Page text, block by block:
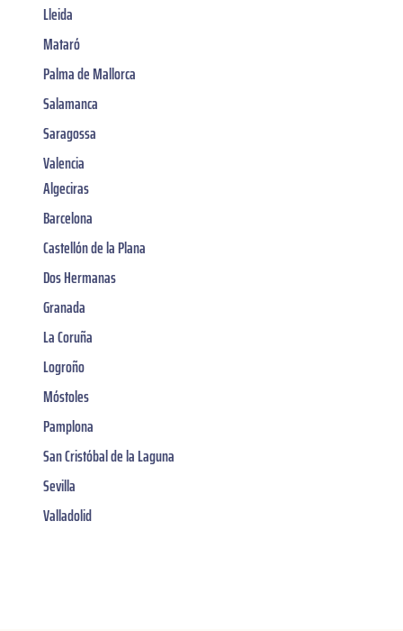
Lleida
Mataró
Palma de Mallorca
Salamanca
Saragossa
Valencia
Algeciras
Barcelona
Castellón de la Plana
Dos Hermanas
Granada
La Coruña
Logroño
Móstoles
Pamplona
San Cristóbal de la Laguna
Sevilla
Valladolid